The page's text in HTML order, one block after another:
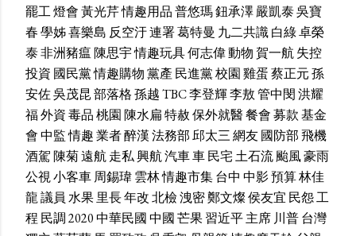
罷工燈會黃光芹情趣用品普悠瑪鈕承澤嚴凱泰吳寶
春學姊喜樂島 反空汙連署葛特曼 九二共識白綠卓榮
泰非洲豬瘟陳思宇情趣玩具何志偉動物賀一航失控
投資 國民黨情趣購物黨產 民進黨校園雞蛋蔡正元孫
安佐吳茂昆部落格孫越TBC李登輝李敖管中閔洪耀
福外資毒品桃園陳水扁特赦保外就醫餐會募款基金
會中監情趣業者醉漢法務部邱太三網友國防部飛機
酒駕陳菊遠航走私興航汽車車民宅土石流颱風豪雨
公視小客車周錫瑋雲林情趣市集台中 中影預算林佳
龍議員 水果里長年改北檢洩密鄭文燦侯友宜 民怨工
程 民調2020中華民國中國芒果習近平主席 川普台灣